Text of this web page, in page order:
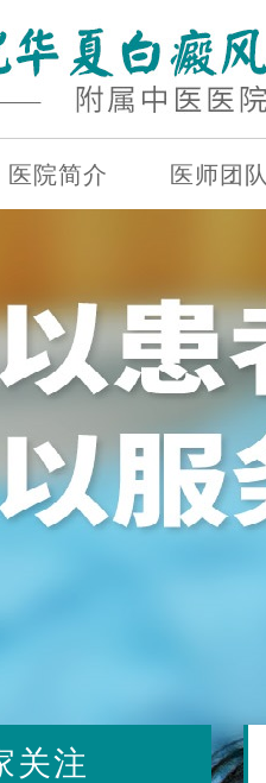
医院简介 医师团队
关注